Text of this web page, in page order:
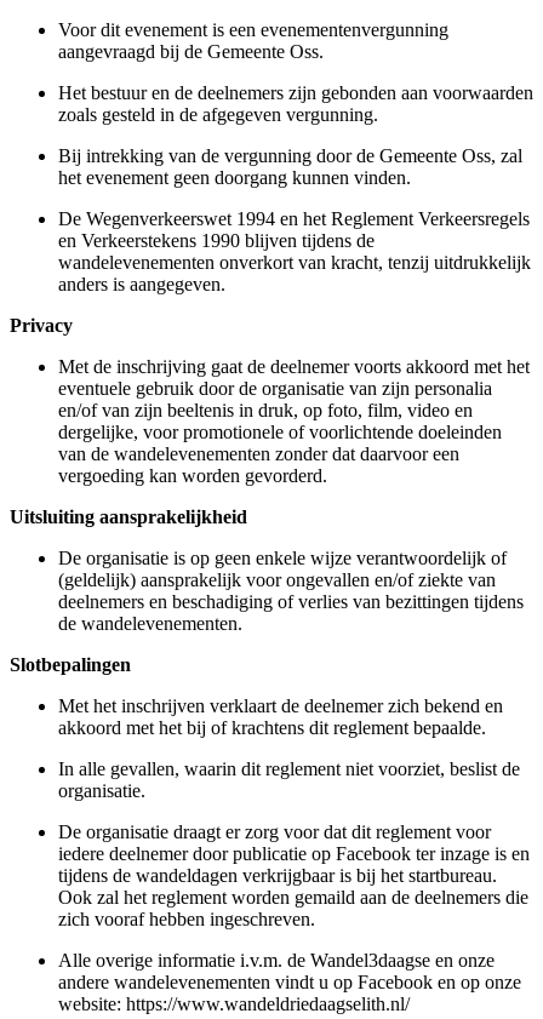
Voor dit evenement is een evenementenvergunning
aangevraagd bij de Gemeente Oss.
Het bestuur en de deelnemers zijn gebonden aan voorwaarden
zoals gesteld in de afgegeven vergunning.
Bij intrekking van de vergunning door de Gemeente Oss, zal
het evenement geen doorgang kunnen vinden.
De Wegenverkeerswet 1994 en het Reglement Verkeersregels
en Verkeerstekens 1990 blijven tijdens de
wandelevenementen onverkort van kracht, tenzij uitdrukkelijk
anders is aangegeven.
Privacy
Met de inschrijving gaat de deelnemer voorts akkoord met het
eventuele gebruik door de organisatie van zijn personalia
en/of van zijn beeltenis in druk, op foto, film, video en
dergelijke, voor promotionele of voorlichtende doeleinden
van de wandelevenementen zonder dat daarvoor een
vergoeding kan worden gevorderd.
Uitsluiting aansprakelijkheid
De organisatie is op geen enkele wijze verantwoordelijk of
(geldelijk) aansprakelijk voor ongevallen en/of ziekte van
deelnemers en beschadiging of verlies van bezittingen tijdens
de wandelevenementen.
Slotbepalingen
Met het inschrijven verklaart de deelnemer zich bekend en
akkoord met het bij of krachtens dit reglement bepaalde.
In alle gevallen, waarin dit reglement niet voorziet, beslist de
organisatie.
De organisatie draagt er zorg voor dat dit reglement voor
iedere deelnemer door publicatie op Facebook ter inzage is en
tijdens de wandeldagen verkrijgbaar is bij het startbureau.
Ook zal het reglement worden gemaild aan de deelnemers die
zich vooraf hebben ingeschreven.
Alle overige informatie i.v.m. de Wandel3daagse en onze
andere wandelevenementen vindt u op Facebook en op onze
website: https://www.wandeldriedaagselith.nl/